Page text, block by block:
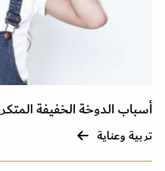
أسباب الدوخة الخفيفة
تربية وعناية